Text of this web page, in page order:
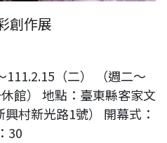
創作展
111.2.15（二） （週二～
館） 地點：臺東縣客家文
村新光路1號） 開幕式：
30